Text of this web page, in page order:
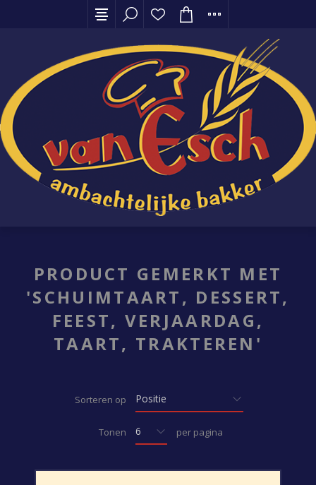
PRODUCT GEMERKT MET
'SCHUIMTAART, DESSERT,
FEEST, VERJAARDAG,
TAART, TRAKTEREN'
Sorteren op
Tonen per pagina